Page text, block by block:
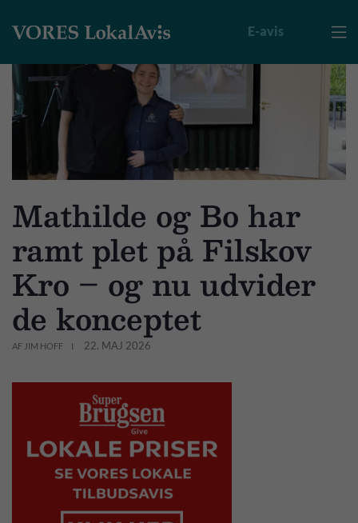

E-avis
Mathilde og Bo har
ramt plet på Filskov
Kro – og nu udvider
de konceptet
AF JIM HOFF 22. MAJ 2026